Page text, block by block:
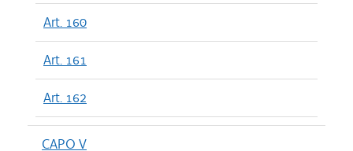
Art. 160
Art. 161
Art. 162
CAPO V